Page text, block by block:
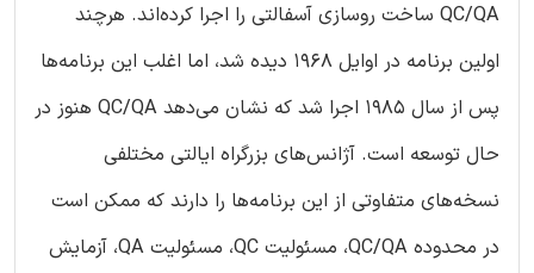
QC/QA ساخت روسازی آسفالتی را اجرا کرده‌اند. هرچند
اولین برنامه در اوایل 1968 دیده شد، اما اغلب این برنامه‌ها
پس از سال 1985 اجرا شد که نشان می‌دهد QC/QA هنوز در
حال توسعه است. آژانس‌های بزرگراه ایالتی مختلفی
نسخه‌های متفاوتی از این برنامه‌ها را دارند که ممکن است
در محدوده QC/QA، مسئولیت QC، مسئولیت QA، آزمایش